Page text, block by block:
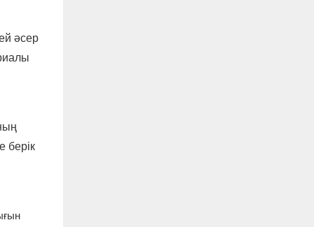
әсер
берік